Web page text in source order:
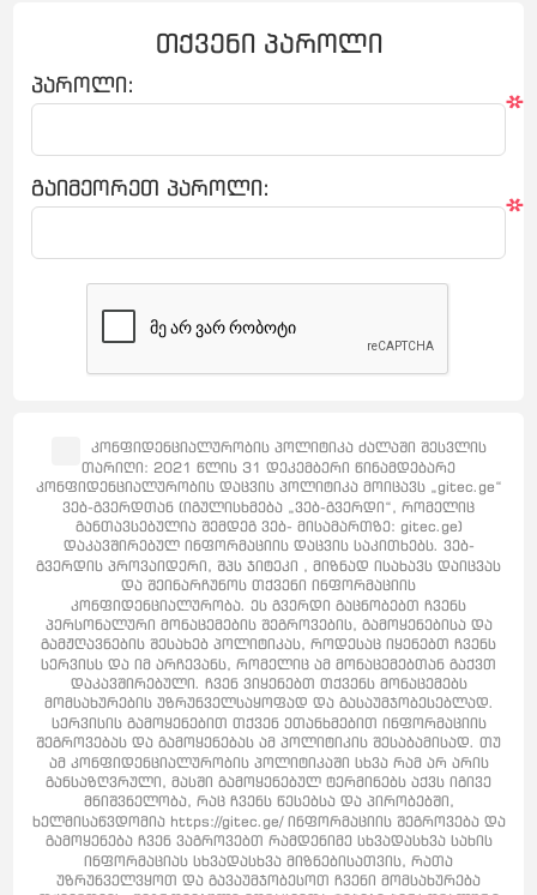
თქვენი პაროლი
პაროლი:
*
გაიმეორეთ პაროლი:
*
კონფიდენციალურობის პოლიტიკა ძალაში შესვლის
თარიღი: 2021 წლის 31 დეკემბერი წინამდებარე
კონფიდენციალურობის დაცვის პოლიტიკა მოიცავს „gitec.ge“
ვებ-გვერდთან (იგულისხმება „ვებ-გვერდი“, რომელიც
განთავსებულია შემდეგ ვებ- მისამართზე: gitec.ge)
დაკავშირებულ ინფორმაციის დაცვის საკითხებს. ვებ-
გვერდის პროვაიდერი, შპს ჯიტეკი , მიზნად ისახავს დაიცვას
და შეინარჩუნოს თქვენი ინფორმაციის
კონფიდენციალურობა. ეს გვერდი გაცნობებთ ჩვენს
პერსონალური მონაცემების შეგროვების, გამოყენებისა და
გამჟღავნების შესახებ პოლიტიკას, როდესაც იყენებთ ჩვენს
სერვისს და იმ არჩევანს, რომელიც ამ მონაცემებთან გაქვთ
დაკავშირებული. ჩვენ ვიყენებთ თქვენს მონაცემებს
მომსახურების უზრუნველსაყოფად და გასაუმჯობესებლად.
სერვისის გამოყენებით თქვენ ეთანხმებით ინფორმაციის
შეგროვებას და გამოყენებას ამ პოლიტიკის შესაბამისად. თუ
ამ კონფიდენციალურობის პოლიტიკაში სხვა რამ არ არის
განსაზღვრული, მასში გამოყენებულ ტერმინებს აქვს იგივე
მნიშვნელობა, რაც ჩვენს წესებსა და პირობებში,
ხელმისაწვდომია https://gitec.ge/ ინფორმაციის შეგროვება და
გამოყენება ჩვენ ვაგროვებთ რამდენიმე სხვადასხვა სახის
ინფორმაციას სხვადასხვა მიზნებისათვის, რათა
უზრუნველვყოთ და გავაუმჯობესოთ ჩვენი მომსახურება